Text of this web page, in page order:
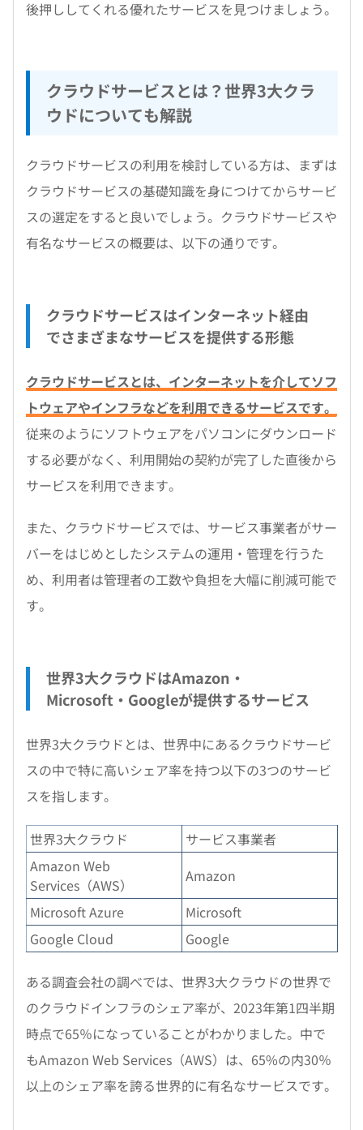
後押ししてくれる優れたサービスを見つけましょう。
クラウドサービスとは？世界3大クラ
ウドについても解説
クラウドサービスの利用を検討している方は、まずは
クラウドサービスの基礎知識を身につけてからサービ
スの選定をすると良いでしょう。クラウドサービスや
有名なサービスの概要は、以下の通りです。
クラウドサービスはインターネット経由
でさまざまなサービスを提供する形態
クラウドサービスとは、インターネットを介してソフ
トウェアやインフラなどを利用できるサービスです。
従来のようにソフトウェアをパソコンにダウンロード
する必要がなく、利用開始の契約が完了した直後から
サービスを利用できます。
また、クラウドサービスでは、サービス事業者がサー
バーをはじめとしたシステムの運用・管理を行うた
め、利用者は管理者の工数や負担を大幅に削減可能で
す。
世界3大クラウドはAmazon・
Microsoft・Googleが提供するサービス
世界3大クラウドとは、世界中にあるクラウドサービ
スの中で特に高いシェア率を持つ以下の3つのサービ
スを指します。
世界3大クラウド
サービス事業者
Amazon Web
Services（AWS）
Amazon
Microsoft Azure
Microsoft
Google Cloud
Google
ある調査会社の調べでは、世界3大クラウドの世界で
のクラウドインフラのシェア率が、2023年第1四半期
時点で65％になっていることがわかりました。中で
もAmazon Web Services（AWS）は、65%の内30％
以上のシェア率を誇る世界的に有名なサービスです。